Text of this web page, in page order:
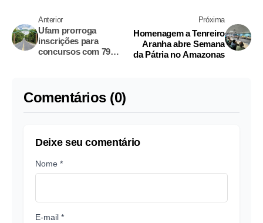
Anterior
Ufam prorroga
inscrições para
concursos com 79
Próxima
Homenagem a Tenreiro
Aranha abre Semana
da Pátria no Amazonas
Comentários (0)
Deixe seu comentário
Nome *
E-mail *